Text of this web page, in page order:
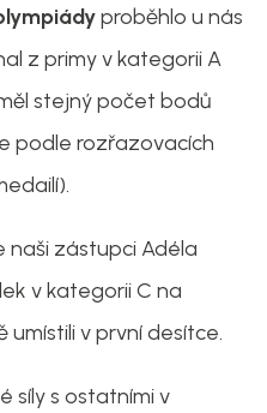
proběhlo u nás
z primy v kategorii A
stejný počet bodů
podle rozřazovacích
naši zástupci Adéla
v kategorii C na
umístili v první desítce.
síly s ostatními v